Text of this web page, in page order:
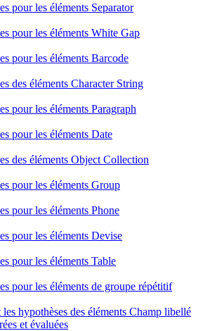
pour les éléments Separator
pour les éléments White Gap
pour les éléments Barcode
des éléments Character String
pour les éléments Paragraph
pour les éléments Date
des éléments Object Collection
pour les éléments Group
pour les éléments Phone
pour les éléments Devise
pour les éléments Table
pour les éléments de groupe répétitif
hypothèses des éléments Champ libellé
et évaluées